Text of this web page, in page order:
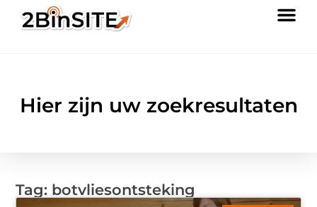
Hier zijn uw zoekresultaten
Tag: botvliesontsteking